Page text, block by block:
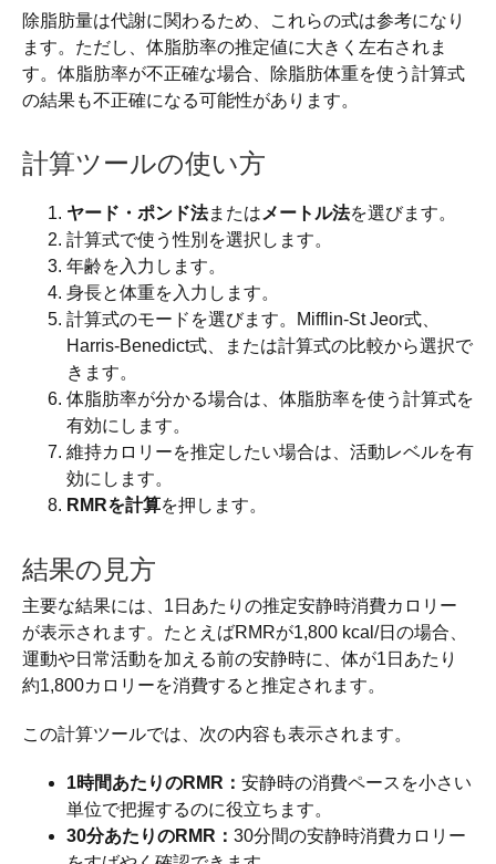
除脂肪量は代謝に関わるため、これらの式は参考になり
ます。ただし、体脂肪率の推定値に大きく左右されま
す。体脂肪率が不正確な場合、除脂肪体重を使う計算式
の結果も不正確になる可能性があります。
計算ツールの使い方
ヤード・ポンド法または メートル法を選びます。
計算式で使う性別を選択します。
年齢を入力します。
身長と体重を入力します。
計算式のモードを選びます。Mifflin-St Jeor式、
Harris-Benedict式、または計算式の比較から選択で
きます。
体脂肪率が分かる場合は、体脂肪率を使う計算式を
有効にします。
維持カロリーを推定したい場合は、活動レベルを有
効にします。
RMRを計算を押します。
結果の見方
主要な結果には、1日あたりの推定安静時消費カロリー
が表示されます。たとえばRMRが1,800 kcal/日の場合、
運動や日常活動を加える前の安静時に、体が1日あたり
約1,800カロリーを消費すると推定されます。
この計算ツールでは、次の内容も表示されます。
1時間あたりのRMR： 安静時の消費ペースを小さい
単位で把握するのに役立ちます。
30分あたりのRMR： 30分間の安静時消費カロリー